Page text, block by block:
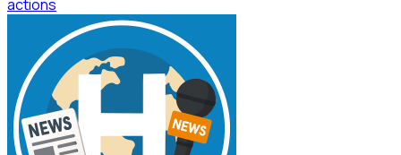
actions